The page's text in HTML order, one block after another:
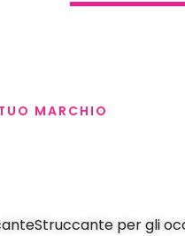
MARCHIO
Struccante per gli